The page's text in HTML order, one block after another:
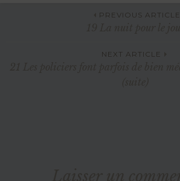
NavigationPREVIOUS ARTICLE
NEXT ARTICLE